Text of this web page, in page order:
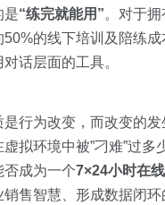
是“练完就能用”。对于
50%的线下培训及陪练
话层面的工具。
行为改变，而改变的
拟环境中被”刁难”过
否成为一个7×24小时在
售智慧、形成数据闭环